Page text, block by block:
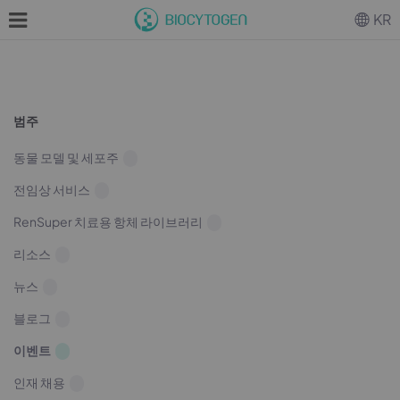
범주
동물 모델 및 세포주
전임상 서비스
RenSuper 치료용 항체 라이브러리
리소스
뉴스
블로그
이벤트
인재 채용
KR